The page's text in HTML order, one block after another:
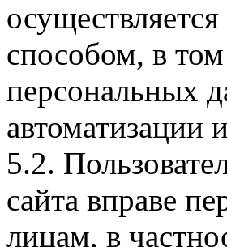
способом, в
персональных
автоматизации
5.2.
сайта вправе
лицам, в